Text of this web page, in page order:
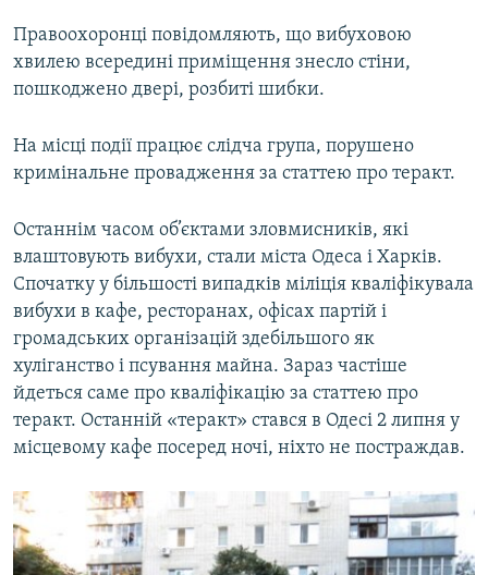
Правоохоронці повідомляють, що вибуховою
хвилею всередині приміщення знесло стіни,
пошкоджено двері, розбиті шибки.
На місці події працює слідча група, порушено
кримінальне провадження за статтею про теракт.
Останнім часом об’єктами зловмисників, які
влаштовують вибухи, стали міста Одеса і Харків.
Спочатку у більшості випадків міліція кваліфікувала
вибухи в кафе, ресторанах, офісах партій і
громадських організацій здебільшого як
хуліганство і псування майна. Зараз частіше
йдеться саме про кваліфікацію за статтею про
теракт. Останній «теракт» стався в Одесі 2 липня у
місцевому кафе посеред ночі, ніхто не постраждав.